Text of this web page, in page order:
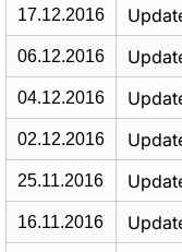
17.12.2016
06.12.2016
04.12.2016
02.12.2016
25.11.2016
16.11.2016